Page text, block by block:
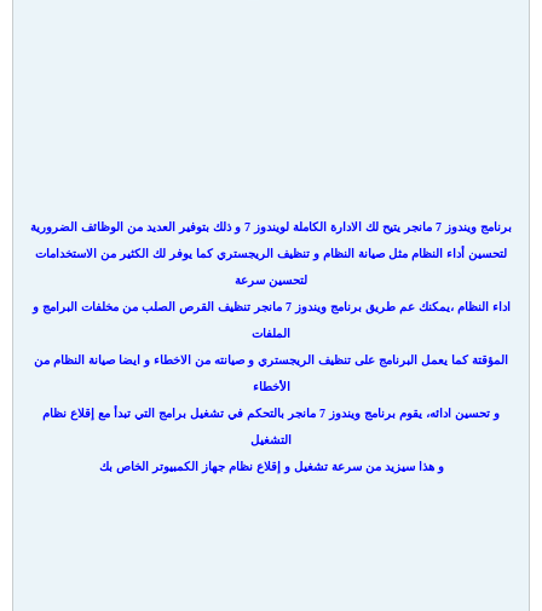
برنامج ويندوز 7 مانجر يتيح لك الادارة الكاملة لويندوز 7 و ذلك بتوفير العديد من الوظائف الضرورية
لتحسين أداء النظام مثل صيانة النظام و تنظيف الريجستري كما يوفر لك الكثير من الاستخدامات
لتحسين سرعة
اداء النظام ،يمكنك عم طريق برنامج ويندوز 7 مانجر تنظيف القرص الصلب من مخلفات البرامج و
الملفات
المؤقتة كما يعمل البرنامج على تنظيف الريجستري و صيانته من الاخطاء و ايضا صيانة النظام من
الأخطاء
و تحسين ادائه، يقوم برنامج ويندوز 7 مانجر بالتحكم في تشغيل برامج التي تبدأ مع إقلاع نظام
التشغيل
و هذا سيزيد من سرعة تشغيل و إقلاع نظام جهاز الكمبيوتر الخاص بك